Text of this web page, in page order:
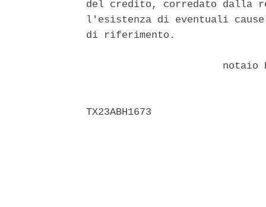
del credito, corredato dalla
l'esistenza di eventuali
di riferimento.